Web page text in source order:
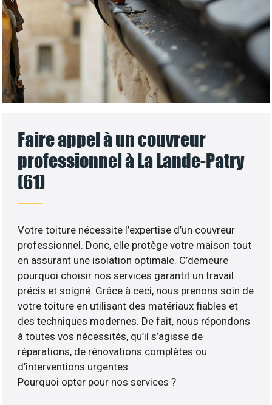
Faire appel à un couvreur
professionnel à La Lande-Patry
(61)
Votre toiture nécessite l’expertise d’un couvreur
professionnel. Donc, elle protège votre maison tout
en assurant une isolation optimale. C’demeure
pourquoi choisir nos services garantit un travail
précis et soigné. Grâce à ceci, nous prenons soin de
votre toiture en utilisant des matériaux fiables et
des techniques modernes. De fait, nous répondons
à toutes vos nécessités, qu’il s’agisse de
réparations, de rénovations complètes ou
d’interventions urgentes.
Pourquoi opter pour nos services ?